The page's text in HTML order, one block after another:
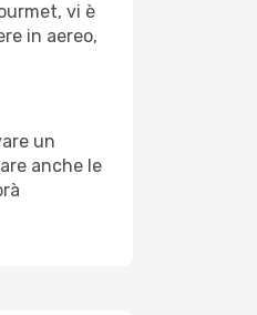
vi è
in aereo,
un
anche le